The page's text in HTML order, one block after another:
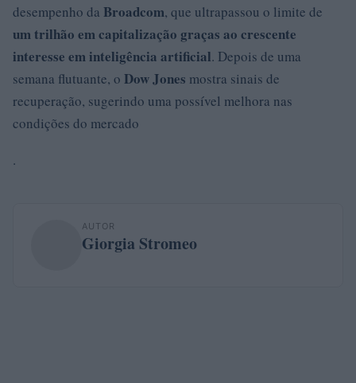
desempenho da Broadcom, que ultrapassou o limite de
um trilhão em capitalização graças ao crescente
interesse em inteligência artificial. Depois de uma
semana flutuante, o Dow Jones mostra sinais de
recuperação, sugerindo uma possível melhora nas
condições do mercado
.
AUTOR
Giorgia Stromeo